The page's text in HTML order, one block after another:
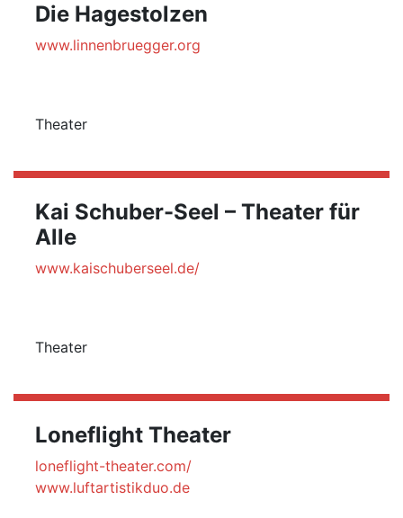
Die Hagestolzen
www.linnenbruegger.org
Theater
Kai Schuber-Seel – Theater für
Alle
www.kaischuberseel.de/
Theater
Loneflight Theater
loneflight-theater.com/
www.luftartistikduo.de